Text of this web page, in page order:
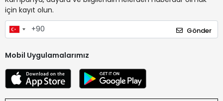
için kayıt olun.
Gönder
Mobil Uygulamalarımız